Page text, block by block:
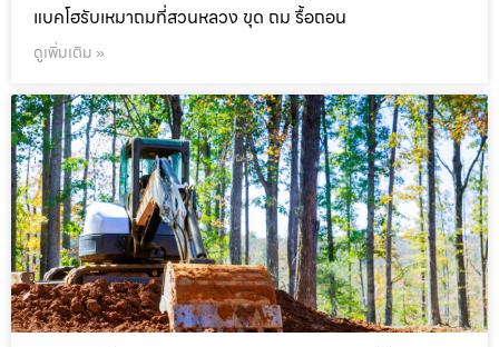
แบคโฮรับเหมาถมที่สวนหลวง ขุด ถม รื้อถอน
ดูเพิ่มเติม »